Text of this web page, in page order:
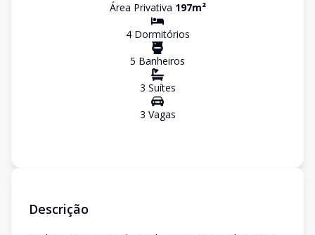
Área Privativa 197m²
4Dormitórios
5 Banheiros
3 Suítes
3 Vagas
Descrição